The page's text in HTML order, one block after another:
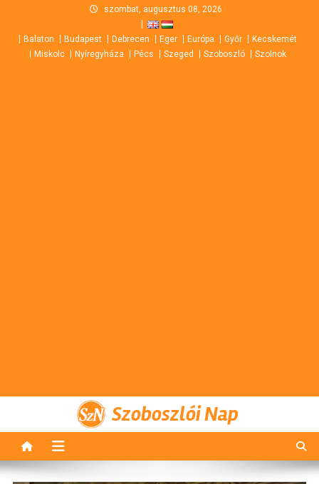
content
szombat, augusztus 08, 2026
Balaton Budapest Debrecen Eger Európa Győr
Kecskemét
Miskolc
Nyíregyháza Pécs Szeged Szoboszló Szolnok
Szoboszlói Nap